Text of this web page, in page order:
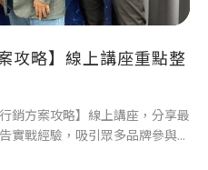
攻略】線上講座重點整
銷方案攻略】線上講座，分享最
實戰經驗，吸引眾多品牌參與，